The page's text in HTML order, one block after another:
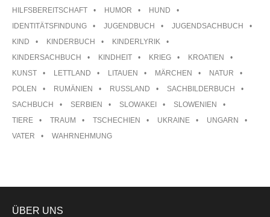
HILFSBEREITSCHAFT
HUMOR
HUND
IDENTITÄTSFINDUNG
JUGENDBUCH
JUGENDSACHBUCH
KIND
KINDERBUCH
KINDERLYRIK
KINDERSACHBUCH
KINDHEIT KRIEG
KROATIEN
KUNST
LETTLAND LITAUEN MÄRCHEN
NATUR
POLEN
RUMÄNIEN RUSSLAND
SACHBILDERBUCH
SACHBUCH
SERBIEN SLOWAKEI
SLOWENIEN
TIERE
TRAUM TSCHECHIEN UKRAINE
UNGARN
VATER
WAHRNEHMUNG
ÜBER UNS